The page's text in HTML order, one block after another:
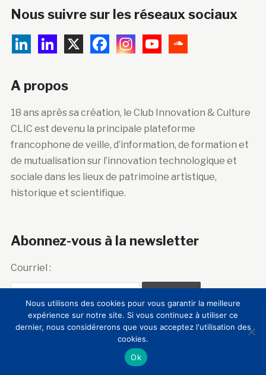
Nous suivre sur les réseaux sociaux
A propos
18 ans après sa création, le Club Innovation & Culture
CLIC est devenu la principale plateforme
francophone de veille, d’information, de formation et
de mutualisation sur l’innovation technologique et
sociale dans les lieux de patrimoine artistique,
historique et scientifique.
Abonnez-vous à la newsletter
Courriel :
Club Innovation &
Nous utilisons des cookies pour vous garantir la meilleure
expérience sur notre site. Si vous continuez à utiliser ce
dernier, nous considérerons que vous acceptez l'utilisation des
cookies.
Ok